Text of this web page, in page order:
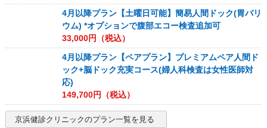
4月以降プラン【土曜日可能】簡易人間ドック(胃バリ
ウム) *オプションで腹部エコー検査追加可
33,000円（税込）
4月以降プラン【ペアプラン】プレミアムペア人間ド
ック+脳ドック充実コース(婦人科検査は女性医師対
応)
149,700円（税込）
京浜健診クリニックのプラン一覧を見る